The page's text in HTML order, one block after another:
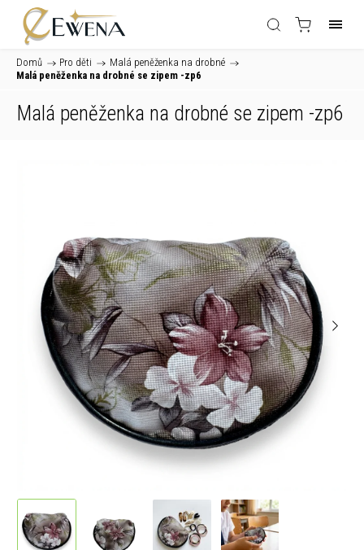
Domů / Pro děti / Malá peněženka na drobné /
Malá peněženka na drobné se zipem -zp6
Malá peněženka na drobné se zipem -zp6